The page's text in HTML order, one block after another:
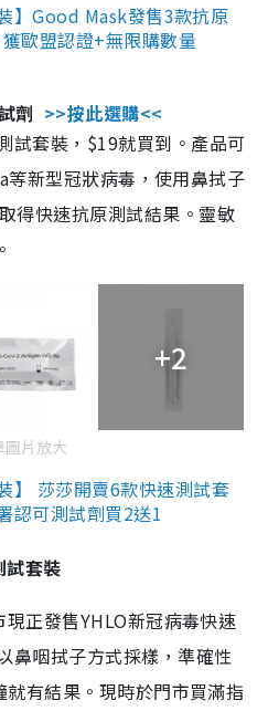
】Good Mask發售3款抗原
歐盟認證+無限購數量
劑 >>按此選購<<
試套裝，$19就買到。產品可
新型冠狀病毒，使用鼻拭子
得快速抗原測試結果。靈敏
+2
圖片放大
】 莎莎開賣6款快速測試套
認可測試劑買2送1
試套裝
現正發售YHLO新冠病毒快速
鼻咽拭子方式採樣，準確性
有結果。現時於門市買滿指